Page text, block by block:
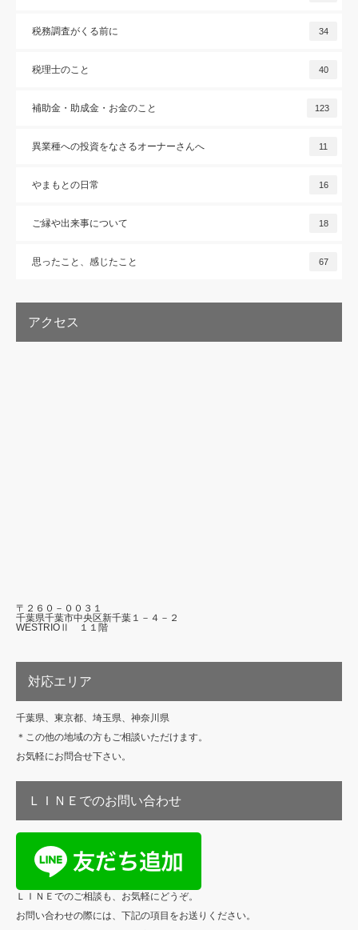
税務調査がくる前に 34
税理士のこと 40
補助金・助成金・お金のこと 123
異業種への投資をなさるオーナーさんへ 11
やまもとの日常 16
ご縁や出来事について 18
思ったこと、感じたこと 67
アクセス
〒２６０－００３１
千葉県千葉市中央区新千葉１－４－２
WESTRIOⅡ １１階
対応エリア
千葉県、東京都、埼玉県、神奈川県
＊この他の地域の方もご相談いただけます。
お気軽にお問合せ下さい。
ＬＩＮＥでのお問い合わせ
ＬＩＮＥでのご相談も、お気軽にどうぞ。
お問い合わせの際には、下記の項目をお送りください。